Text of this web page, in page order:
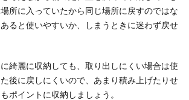
所に入っていたから同じ場所に戻すのではな
ると使いやすいか、しまうときに迷わず戻せ
綺麗に収納しても、取り出しにくい場合は使
後に戻しにくいので、あまり積み上げたりせ
ポイントに収納しましょう。